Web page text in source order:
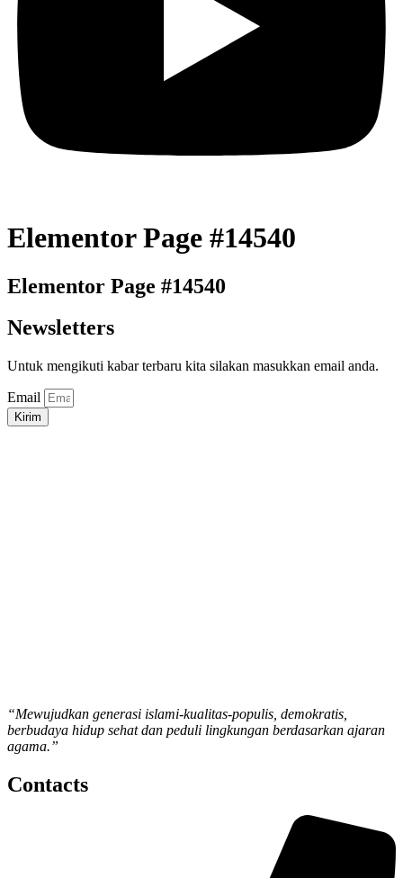
Elementor Page #14540
Elementor Page #14540
Newsletters
Untuk mengikuti kabar terbaru kita silakan masukkan email anda.
Email
Kirim
“Mewujudkan generasi islami-kualitas-populis, demokratis,
berbudaya hidup sehat dan peduli lingkungan berdasarkan ajaran
agama.”
Contacts